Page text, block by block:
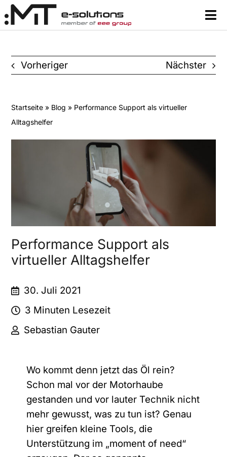
Skip
to
Lernsysteme & Tools
Ressourcen
Vorheriger Nächster
Startseite » Blog » Performance Support als virtueller
Alltagshelfer
Performance Support als
virtueller Alltagshelfer
30. Juli 2021
3 Minuten Lesezeit
Sebastian Gauter
Wo kommt denn jetzt das Öl rein?
Schon mal vor der Motorhaube
gestanden und vor lauter Technik nicht
mehr gewusst, was zu tun ist? Genau
hier greifen kleine Tools, die
Unterstützung im „moment of need“